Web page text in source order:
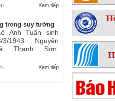
Xem tiếp
trong suy tưởng
Anh Tuấn sinh
1943. Nguyên
Thanh Sơn,
Xem tiếp